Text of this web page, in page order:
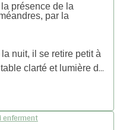
présence de la
par la
nuit, il se retire petit à
clarté et lumière de